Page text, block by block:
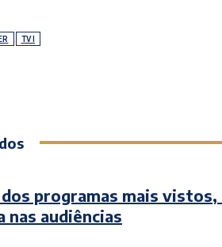
TVI
dos programas mais vistos,
nas audiências